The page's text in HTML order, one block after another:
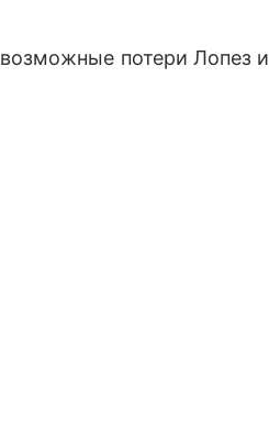
возможные потери Лопез